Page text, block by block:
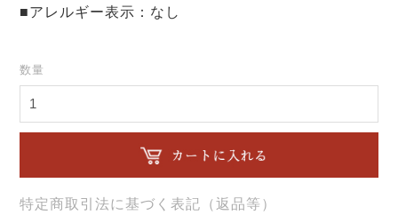
■アレルギー表示：なし
数量
特定商取引法に基づく表記（返品等）